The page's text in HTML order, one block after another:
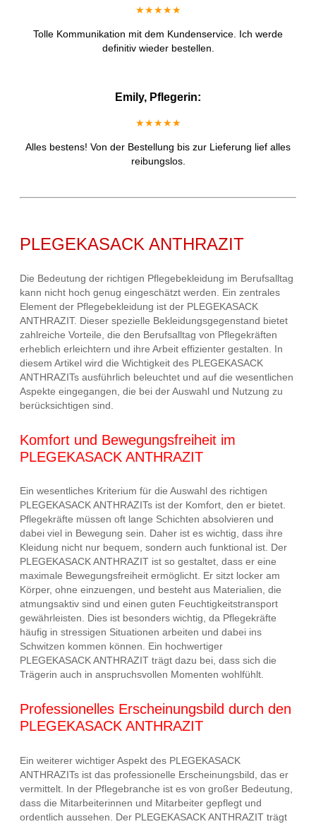
★★★★★
Tolle Kommunikation mit dem Kundenservice. Ich werde
definitiv wieder bestellen.
Emily, Pflegerin:
★★★★★
Alles bestens! Von der Bestellung bis zur Lieferung lief alles
reibungslos.
PLEGEKASACK ANTHRAZIT
Die Bedeutung der richtigen Pflegebekleidung im Berufsalltag
kann nicht hoch genug eingeschätzt werden. Ein zentrales
Element der Pflegebekleidung ist der PLEGEKASACK
ANTHRAZIT. Dieser spezielle Bekleidungsgegenstand bietet
zahlreiche Vorteile, die den Berufsalltag von Pflegekräften
erheblich erleichtern und ihre Arbeit effizienter gestalten. In
diesem Artikel wird die Wichtigkeit des PLEGEKASACK
ANTHRAZITs ausführlich beleuchtet und auf die wesentlichen
Aspekte eingegangen, die bei der Auswahl und Nutzung zu
berücksichtigen sind.
Komfort und Bewegungsfreiheit im
PLEGEKASACK ANTHRAZIT
Ein wesentliches Kriterium für die Auswahl des richtigen
PLEGEKASACK ANTHRAZITs ist der Komfort, den er bietet.
Pflegekräfte müssen oft lange Schichten absolvieren und
dabei viel in Bewegung sein. Daher ist es wichtig, dass ihre
Kleidung nicht nur bequem, sondern auch funktional ist. Der
PLEGEKASACK ANTHRAZIT ist so gestaltet, dass er eine
maximale Bewegungsfreiheit ermöglicht. Er sitzt locker am
Körper, ohne einzuengen, und besteht aus Materialien, die
atmungsaktiv sind und einen guten Feuchtigkeitstransport
gewährleisten. Dies ist besonders wichtig, da Pflegekräfte
häufig in stressigen Situationen arbeiten und dabei ins
Schwitzen kommen können. Ein hochwertiger
PLEGEKASACK ANTHRAZIT trägt dazu bei, dass sich die
Trägerin auch in anspruchsvollen Momenten wohlfühlt.
Professionelles Erscheinungsbild durch den
PLEGEKASACK ANTHRAZIT
Ein weiterer wichtiger Aspekt des PLEGEKASACK
ANTHRAZITs ist das professionelle Erscheinungsbild, das er
vermittelt. In der Pflegebranche ist es von großer Bedeutung,
dass die Mitarbeiterinnen und Mitarbeiter gepflegt und
ordentlich aussehen. Der PLEGEKASACK ANTHRAZIT trägt